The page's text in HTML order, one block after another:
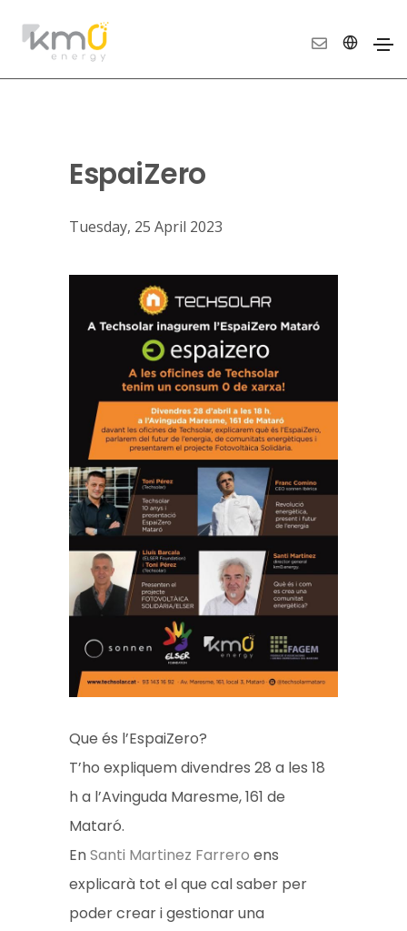
EspaiZero
Tuesday, 25 April 2023
Que és l’EspaiZero?
T’ho expliquem divendres 28 a les 18
h a l’Avinguda Maresme, 161 de
Mataró.
EnSanti Martinez Farrero ens
explicarà tot el que cal saber per
poder crear i gestionar una